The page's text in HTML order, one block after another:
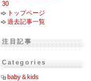
30
トップページ
過去記事一覧
注目記事
Categories
baby＆kids